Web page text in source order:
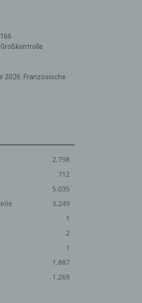
2026: Französische
2.798
712
5.035
3.249
1
2
1
1.887
1.269